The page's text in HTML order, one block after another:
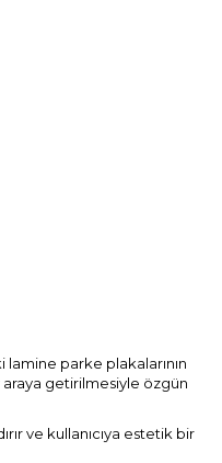
parke plakalarının
getirilmesiyle özgün
ve kullanıcıya estetik bir